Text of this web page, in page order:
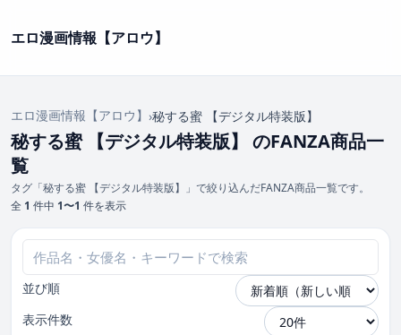
エロ漫画情報【アロウ】
エロ漫画情報【アロウ】 ›秘する蜜 【デジタル特装版】
秘する蜜 【デジタル特装版】 のFANZA商品一
覧
タグ「秘する蜜 【デジタル特装版】」で絞り込んだFANZA商品一覧です。
全 1 件中 1〜1 件を表示
並び順
表示件数